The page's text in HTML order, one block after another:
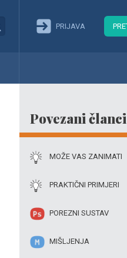
PRIJAVA
Povezani članci
MOŽE VAS ZANIMATI
PRAKTIČNI PRIMJERI
POREZNI SUSTAV
MIŠLJENJA